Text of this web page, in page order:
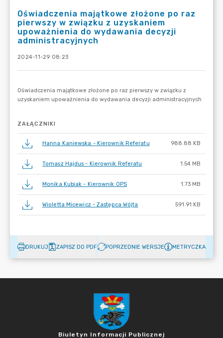
Oświadczenia majątkowe złożone po raz
pierwszy w związku z uzyskaniem
upoważnienia do wydawania decyzji
administracyjnych
2024-11-29 08:23
ZAŁĄCZNIKI
Hanna Kaniewska - Kierownik Referatu 988.88 KB
Tomasz Hajdus - Kierownik Referatu 1.54 MB
Monika Kubiak - Kierownik OPS 1.73 MB
Wioletta Micewicz - Zastępca Wójta 591.91 KB
DRUKUJ ZAPISZ DO PDF POPRZEDNIE WERSJE METRYCZKA
Biuletyn Informacji Publicznej